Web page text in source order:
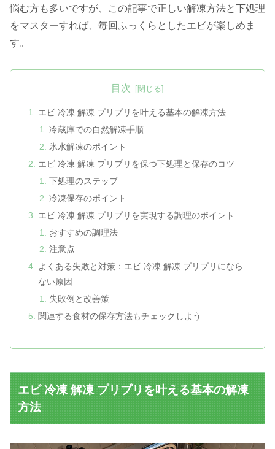
悩む方も多いですが、この記事で正しい解凍方法と下処理
をマスターすれば、毎回ふっくらとしたエビが楽しめま
す。
目次
エビ 冷凍 解凍 プリプリを叶える基本の解凍方法
冷蔵庫での自然解凍手順
氷水解凍のポイント
エビ 冷凍 解凍 プリプリを保つ下処理と保存のコツ
下処理のステップ
冷凍保存のポイント
エビ 冷凍 解凍 プリプリを実現する調理のポイント
おすすめの調理法
注意点
よくある失敗と対策：エビ 冷凍 解凍 プリプリになら
ない原因
失敗例と改善策
関連する食材の保存方法もチェックしよう
エビ 冷凍 解凍 プリプリを叶える基本の解凍
方法